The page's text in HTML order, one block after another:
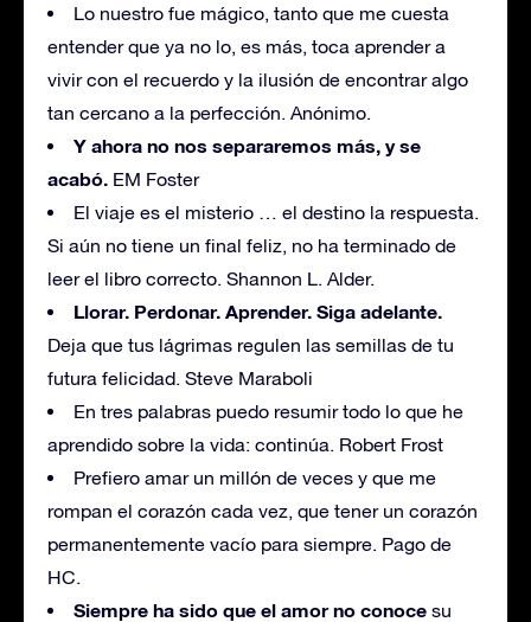
Lo nuestro fue mágico, tanto que me cuesta
entender que ya no lo, es más, toca aprender a
vivir con el recuerdo y la ilusión de encontrar algo
tan cercano a la perfección. Anónimo.
Y ahora no nos separaremos más, y se
acabó. EM Foster
El viaje es el misterio … el destino la respuesta.
Si aún no tiene un final feliz, no ha terminado de
leer el libro correcto. Shannon L. Alder.
Llorar. Perdonar. Aprender. Siga adelante.
Deja que tus lágrimas regulen las semillas de tu
futura felicidad. Steve Maraboli
En tres palabras puedo resumir todo lo que he
aprendido sobre la vida: continúa. Robert Frost
Prefiero amar un millón de veces y que me
rompan el corazón cada vez, que tener un corazón
permanentemente vacío para siempre. Pago de
HC.
Siempre ha sido que el amor no conoce su